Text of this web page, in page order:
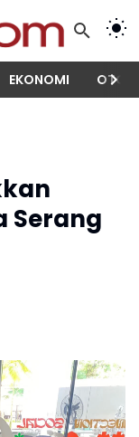
EKONOMI
Serang